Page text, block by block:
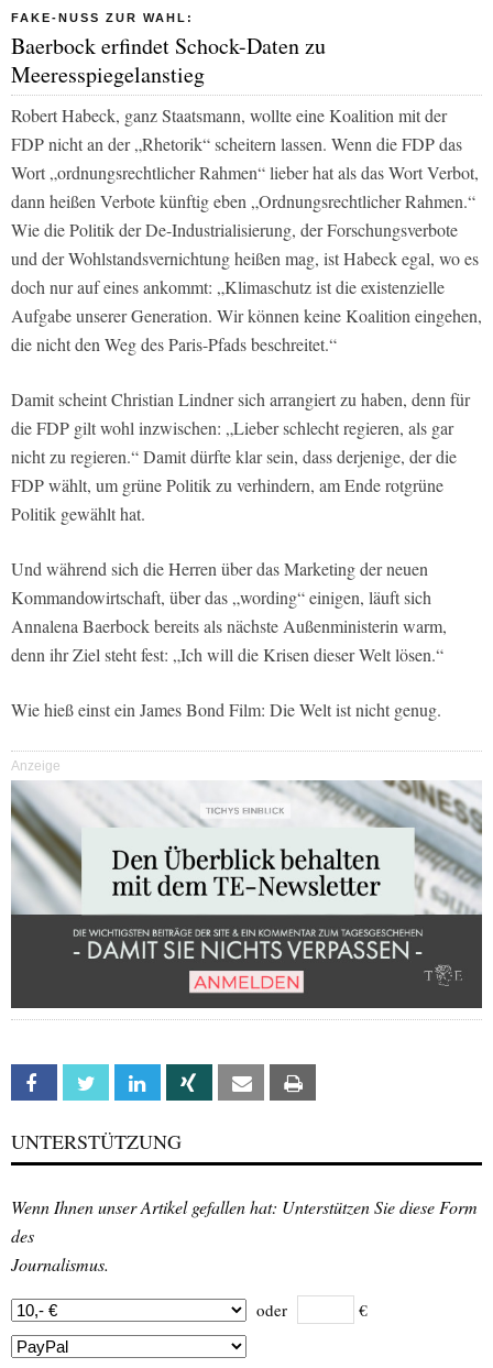
FAKE-NUSS ZUR WAHL:
Baerbock erfindet Schock-Daten zu
Meeresspiegelanstieg
Robert Habeck, ganz Staatsmann, wollte eine Koalition mit der
FDP nicht an der „Rhetorik“ scheitern lassen. Wenn die FDP das
Wort „ordnungsrechtlicher Rahmen“ lieber hat als das Wort Verbot,
dann heißen Verbote künftig eben „Ordnungsrechtlicher Rahmen.“
Wie die Politik der De-Industrialisierung, der Forschungsverbote
und der Wohlstandsvernichtung heißen mag, ist Habeck egal, wo es
doch nur auf eines ankommt: „Klimaschutz ist die existenzielle
Aufgabe unserer Generation. Wir können keine Koalition eingehen,
die nicht den Weg des Paris-Pfads beschreitet.“
Damit scheint Christian Lindner sich arrangiert zu haben, denn für
die FDP gilt wohl inzwischen: „Lieber schlecht regieren, als gar
nicht zu regieren.“ Damit dürfte klar sein, dass derjenige, der die
FDP wählt, um grüne Politik zu verhindern, am Ende rotgrüne
Politik gewählt hat.
Und während sich die Herren über das Marketing der neuen
Kommandowirtschaft, über das „wording“ einigen, läuft sich
Annalena Baerbock bereits als nächste Außenministerin warm,
denn ihr Ziel steht fest: „Ich will die Krisen dieser Welt lösen.“
Wie hieß einst ein James Bond Film: Die Welt ist nicht genug.
Anzeige
Facebook Twitter Linkedin Xing Email
UNTERSTÜTZUNG
Wenn Ihnen unser Artikel gefallen hat: Unterstützen Sie diese Form
des
Journalismus.
oder €